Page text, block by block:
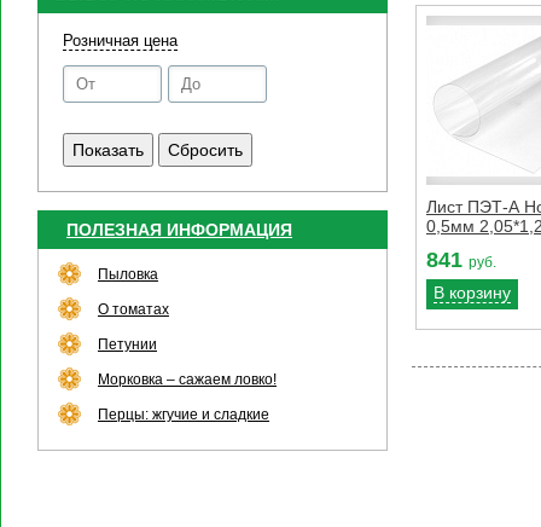
Розничная цена
ПОЛЕЗНАЯ ИНФОРМАЦИЯ
Пыловка
О томатах
Петунии
Морковка – сажаем ловко!
Перцы: жгучие и сладкие
Лист ПЭТ-А
0,5мм
841 руб.
В корзину